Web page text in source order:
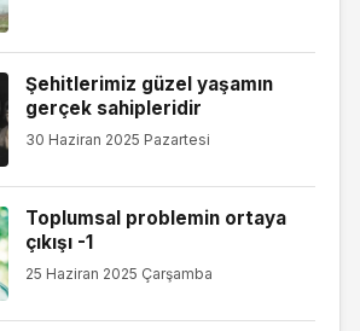
Şehitlerimiz güzel yaşamın
gerçek sahipleridir
30 Haziran 2025 Pazartesi
Toplumsal problemin ortaya
çıkışı -1
25 Haziran 2025 Çarşamba